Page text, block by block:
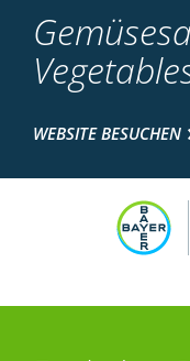
WEBSITE BESUCHEN